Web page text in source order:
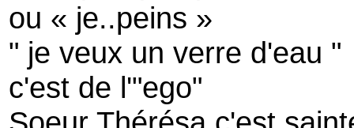
ou « je..peins »
" je veux un verre d'eau "
c'est de l'"ego"